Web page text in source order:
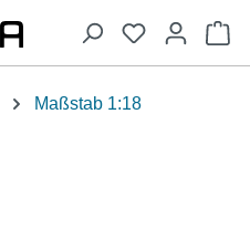
Maßstab 1:18